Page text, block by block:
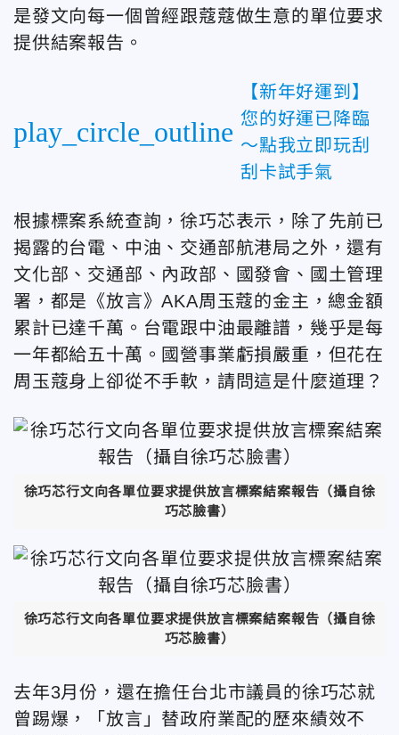
是發文向每一個曾經跟蔻蔻做生意的單位要求
提供結案報告。
play_circle_outline
【新年好運到】
您的好運已降臨
～點我立即玩刮
刮卡試手氣
根據標案系統查詢，徐巧芯表示，除了先前已
揭露的台電、中油、交通部航港局之外，還有
文化部、交通部、內政部、國發會、國土管理
署，都是《放言》AKA周玉蔻的金主，總金額
累計已達千萬。台電跟中油最離譜，幾乎是每
一年都給五十萬。國營事業虧損嚴重，但花在
周玉蔻身上卻從不手軟，請問這是什麼道理？
徐巧芯行文向各單位要求提供放言標案結案報告（攝自徐
巧芯臉書）
徐巧芯行文向各單位要求提供放言標案結案報告（攝自徐
巧芯臉書）
去年3月份，還在擔任台北市議員的徐巧芯就
曾踢爆，「放言」替政府業配的歷來績效不